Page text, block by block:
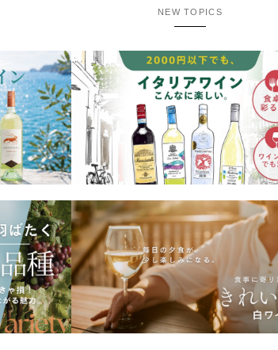
NEW TOPICS